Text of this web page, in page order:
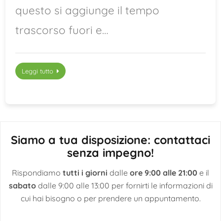
questo si aggiunge il tempo
trascorso fuori e…
Leggi tutto
Siamo a tua disposizione: contattaci
senza impegno!
Rispondiamo tutti i giorni dalle ore 9:00 alle 21:00 e il
sabatodalle 9:00 alle 13:00 per fornirti le informazioni di
cui hai bisogno o per prendere un appuntamento.